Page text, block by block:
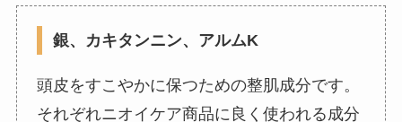
銀、カキタンニン、アルムK
頭皮をすこやかに保つための整肌成分です。
それぞれニオイケア商品に良く使われる成分